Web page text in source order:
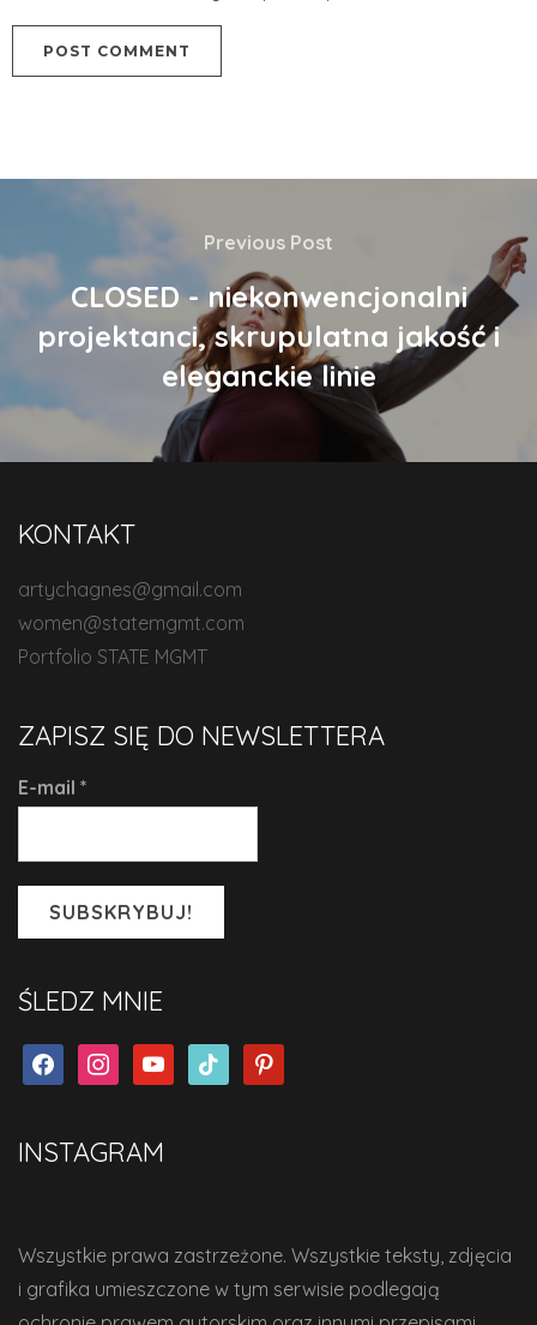
Previous Post
CLOSED - niekonwencjonalni
projektanci, skrupulatna jakość i
eleganckie linie
KONTAKT
artychagnes@gmail.com
women@statemgmt.com
Portfolio STATE MGMT
ZAPISZ SIĘ DO NEWSLETTERA
E-mail *
ŚLEDZ MNIE
facebookinstagramyoutubetiktok pinterest
INSTAGRAM
Wszystkie prawa zastrzeżone. Wszystkie teksty, zdjęcia
i grafika umieszczone w tym serwisie podlegają